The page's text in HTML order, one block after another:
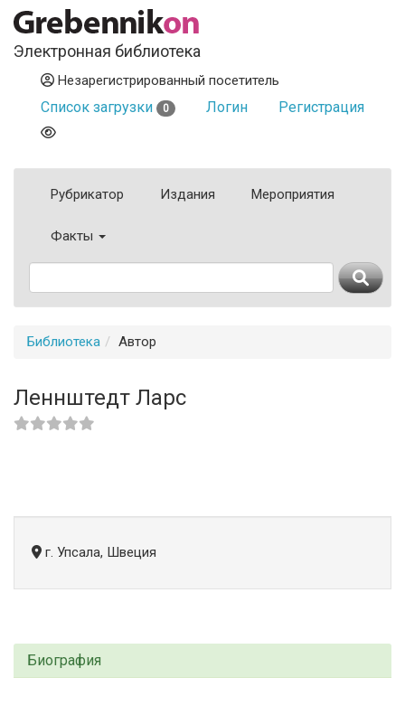
Электронная библиотека
Незарегистрированный посетитель
Список загрузки 0 Логин Регистрация
Рубрикатор Издания Мероприятия
Факты
Библиотека Автор
Леннштедт Ларс
г. Упсала, Швеция
Биография